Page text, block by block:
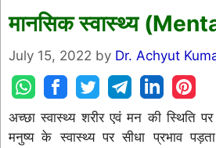
मानसिक स्वास्थ्य
July 15, 2022 by Dr. Achyut
अच्छा स्वास्थ्य शरीर एवं मन की स्थिति
मनुष्य के स्वास्थ्य पर सीधा प्रभाव